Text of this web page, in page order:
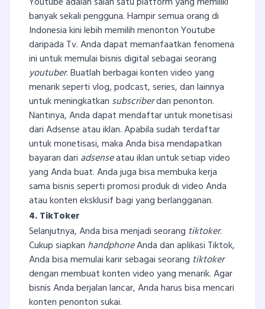
banyak sekali pengguna. Hampir semua orang di
Indonesia kini lebih memilih menonton Youtube
daripada Tv. Anda dapat memanfaatkan fenomena
ini untuk memulai bisnis digital sebagai seorang
youtuber. Buatlah berbagai konten video yang
menarik seperti vlog, podcast, series, dan lainnya
untuk meningkatkan subscriberdan penonton.
Nantinya, Anda dapat mendaftar untuk monetisasi
dari Adsense atau iklan. Apabila sudah terdaftar
untuk monetisasi, maka Anda bisa mendapatkan
bayaran dari adsenseatau iklan untuk setiap video
yang Anda buat. Anda juga bisa membuka kerja
sama bisnis seperti promosi produk di video Anda
atau konten eksklusif bagi yang berlangganan.
4. TikToker
Selanjutnya, Anda bisa menjadi seorang tiktoker.
Cukup siapkan handphoneAnda dan aplikasi Tiktok,
Anda bisa memulai karir sebagai seorang tiktoker
dengan membuat konten video yang menarik. Agar
bisnis Anda berjalan lancar, Anda harus bisa mencari
konten penonton sukai.